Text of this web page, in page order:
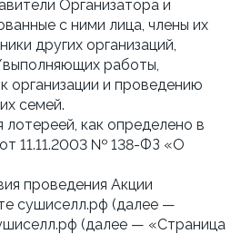
Организатора и
с ними лица, члены их
других организаций,
работы,
и проведению
семей.
лотереей, как определено в
11.11.2003 № 138-ФЗ «О
проведения Акции
сушиселл.рф (далее —
(далее — «Страница